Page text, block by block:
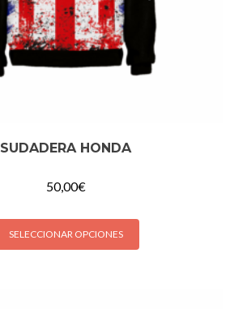
SUDADERA HONDA
50,00€
SELECCIONAR OPCIONES